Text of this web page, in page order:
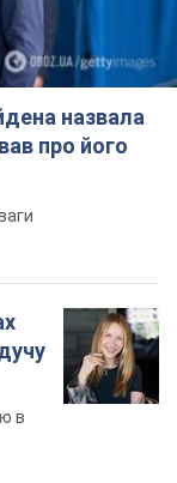
назвала
про його
в